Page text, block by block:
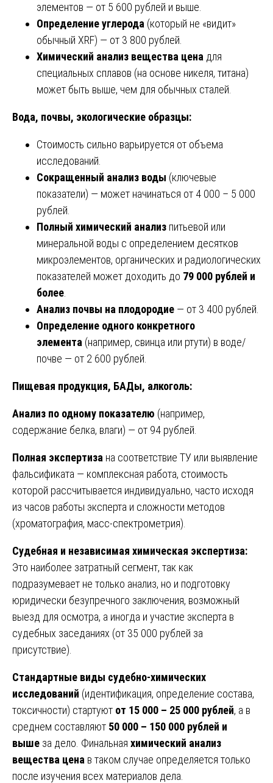
элементов — от 5 600 рублей и выше.
Определение углерода (который не «видит»
обычный XRF) — от 3 800 рублей.
Химический анализ вещества цена для
специальных сплавов (на основе никеля, титана)
может быть выше, чем для обычных сталей.
Вода, почвы, экологические образцы:
Стоимость сильно варьируется от объема
исследований.
Сокращенный анализ воды (ключевые
показатели) — может начинаться от 4 000 – 5 000
рублей.
Полный химический анализ питьевой или
минеральной воды с определением десятков
микроэлементов, органических и радиологических
показателей может доходить до 79 000 рублей и
более
Анализ почвы на плодородие — от 3 400 рублей.
Определение одного конкретного
элемента (например, свинца или ртути) в воде/
почве — от 2 600 рублей.
Пищевая продукция, БАДы, алкоголь:
Анализ по одному показателю (например,
содержание белка, влаги) — от 94 рублей.
Полная экспертиза на соответствие ТУ или выявление
фальсификата — комплексная работа, стоимость
которой рассчитывается индивидуально, часто исходя
из часов работы эксперта и сложности методов
(хроматография, масс-спектрометрия).
Судебная и независимая химическая экспертиза:
Это наиболее затратный сегмент, так как
подразумевает не только анализ, но и подготовку
юридически безупречного заключения, возможный
выезд для осмотра, а иногда и участие эксперта в
судебных заседаниях (от 35 000 рублей за
присутствие).
Стандартные виды судебно-химических
исследований (идентификация, определение состава,
токсичности) стартуют от 15 000 – 25 000 рублей, а в
среднем составляют 50 000 – 150 000 рублей и
выше за дело. Финальная химический анализ
вещества цена в таком случае определяется только
после изучения всех материалов дела.